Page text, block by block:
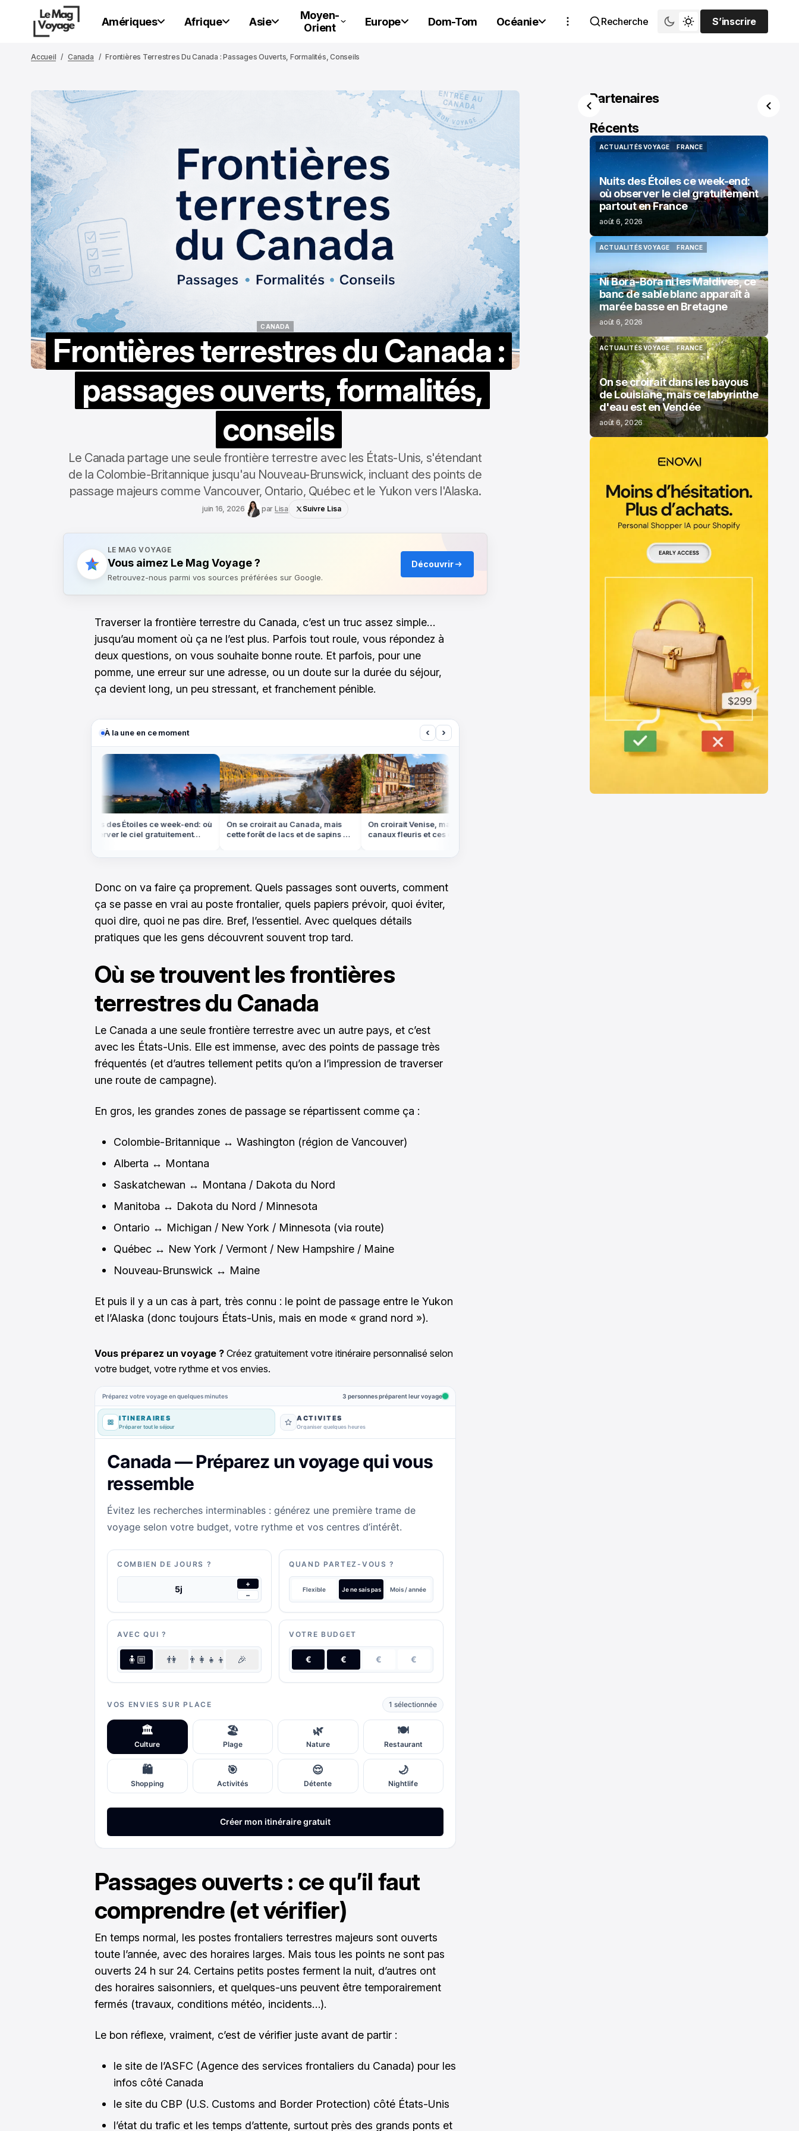
Amériques Afrique Asie
Moyen-
Orient
Europe Dom-Tom Océanie Recherche
S’inscrire
S’inscrire
Accueil Canada Frontières Terrestres Du Canada : Passages Ouverts, Formalités, Conseils
CANADA
Frontières terrestres du Canada :
passages ouverts, formalités,
conseils
Le Canada partage une seule frontière terrestre avec les États-Unis, s'étendant
de la Colombie-Britannique jusqu'au Nouveau-Brunswick, incluant des points de
passage majeurs comme Vancouver, Ontario, Québec et le Yukon vers l'Alaska.
juin 16, 2026 par Lisa Suivre Lisa
LE MAG VOYAGE
Vous aimez Le Mag Voyage ?
Retrouvez-nous parmi vos sources préférées sur Google.
Découvrir
Traverser la frontière terrestre du Canada, c’est un truc assez simple…
jusqu’au moment où ça ne l’est plus. Parfois tout roule, vous répondez à
deux questions, on vous souhaite bonne route. Et parfois, pour une
pomme, une erreur sur une adresse, ou un doute sur la durée du séjour,
ça devient long, un peu stressant, et franchement pénible.
À la une en ce moment ‹ ›
Nuits des Étoiles ce week-end: où
observer le ciel gratuitement
On se croirait au Canada, mais
cette forêt de lacs et de sapins est
On croirait Venise, mais ces
canaux fleuris et ces colombages
Donc on va faire ça proprement. Quels passages sont ouverts, comment
ça se passe en vrai au poste frontalier, quels papiers prévoir, quoi éviter,
quoi dire, quoi ne pas dire. Bref, l’essentiel. Avec quelques détails
pratiques que les gens découvrent souvent trop tard.
Où se trouvent les frontières
terrestres du Canada
Le Canada a une seule frontière terrestre avec un autre pays, et c’est
avec les États-Unis. Elle est immense, avec des points de passage très
fréquentés (et d’autres tellement petits qu’on a l’impression de traverser
une route de campagne).
En gros, les grandes zones de passage se répartissent comme ça :
Colombie-Britannique ↔ Washington (région de Vancouver)
Alberta ↔ Montana
Saskatchewan ↔ Montana / Dakota du Nord
Manitoba ↔ Dakota du Nord / Minnesota
Ontario ↔ Michigan / New York / Minnesota (via route)
Québec ↔ New York / Vermont / New Hampshire / Maine
Nouveau-Brunswick ↔ Maine
Et puis il y a un cas à part, très connu : le point de passage entre le Yukon
et l’Alaska (donc toujours États-Unis, mais en mode « grand nord »).
Vous préparez un voyage ? Créez gratuitement votre itinéraire personnalisé selon
votre budget, votre rythme et vos envies.
Passages ouverts : ce qu’il faut
comprendre (et vérifier)
En temps normal, les postes frontaliers terrestres majeurs sont ouverts
toute l’année, avec des horaires larges. Mais tous les points ne sont pas
ouverts 24 h sur 24. Certains petits postes ferment la nuit, d’autres ont
des horaires saisonniers, et quelques-uns peuvent être temporairement
fermés (travaux, conditions météo, incidents…).
Le bon réflexe, vraiment, c’est de vérifier juste avant de partir :
le site de l’ASFC (Agence des services frontaliers du Canada) pour les
infos côté Canada
le site du CBP (U.S. Customs and Border Protection) côté États-Unis
l’état du trafic et les temps d’attente, surtout près des grands ponts et
Partenaires
Récents
ACTUALITÉS VOYAGE
ACTUALITÉS VOYAGE
FRANCE
FRANCE
Nuits des Étoiles ce week-end:
où observer le ciel gratuitement
partout en France
août 6, 2026
ACTUALITÉS VOYAGE
FRANCE
Ni Bora-Bora ni les Maldives, ce
banc de sable blanc apparaît à
marée basse en Bretagne
août 6, 2026
ACTUALITÉS VOYAGE
ACTUALITÉS VOYAGE
FRANCE
FRANCE
On se croirait dans les bayous
de Louisiane, mais ce labyrinthe
d'eau est en Vendée
août 6, 2026